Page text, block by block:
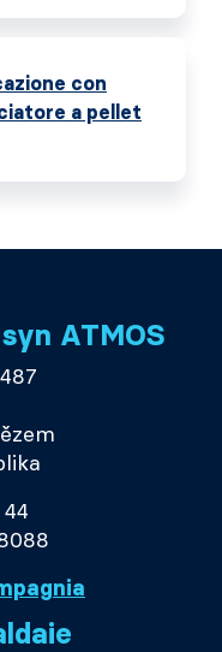
con
a pellet
ATMOS